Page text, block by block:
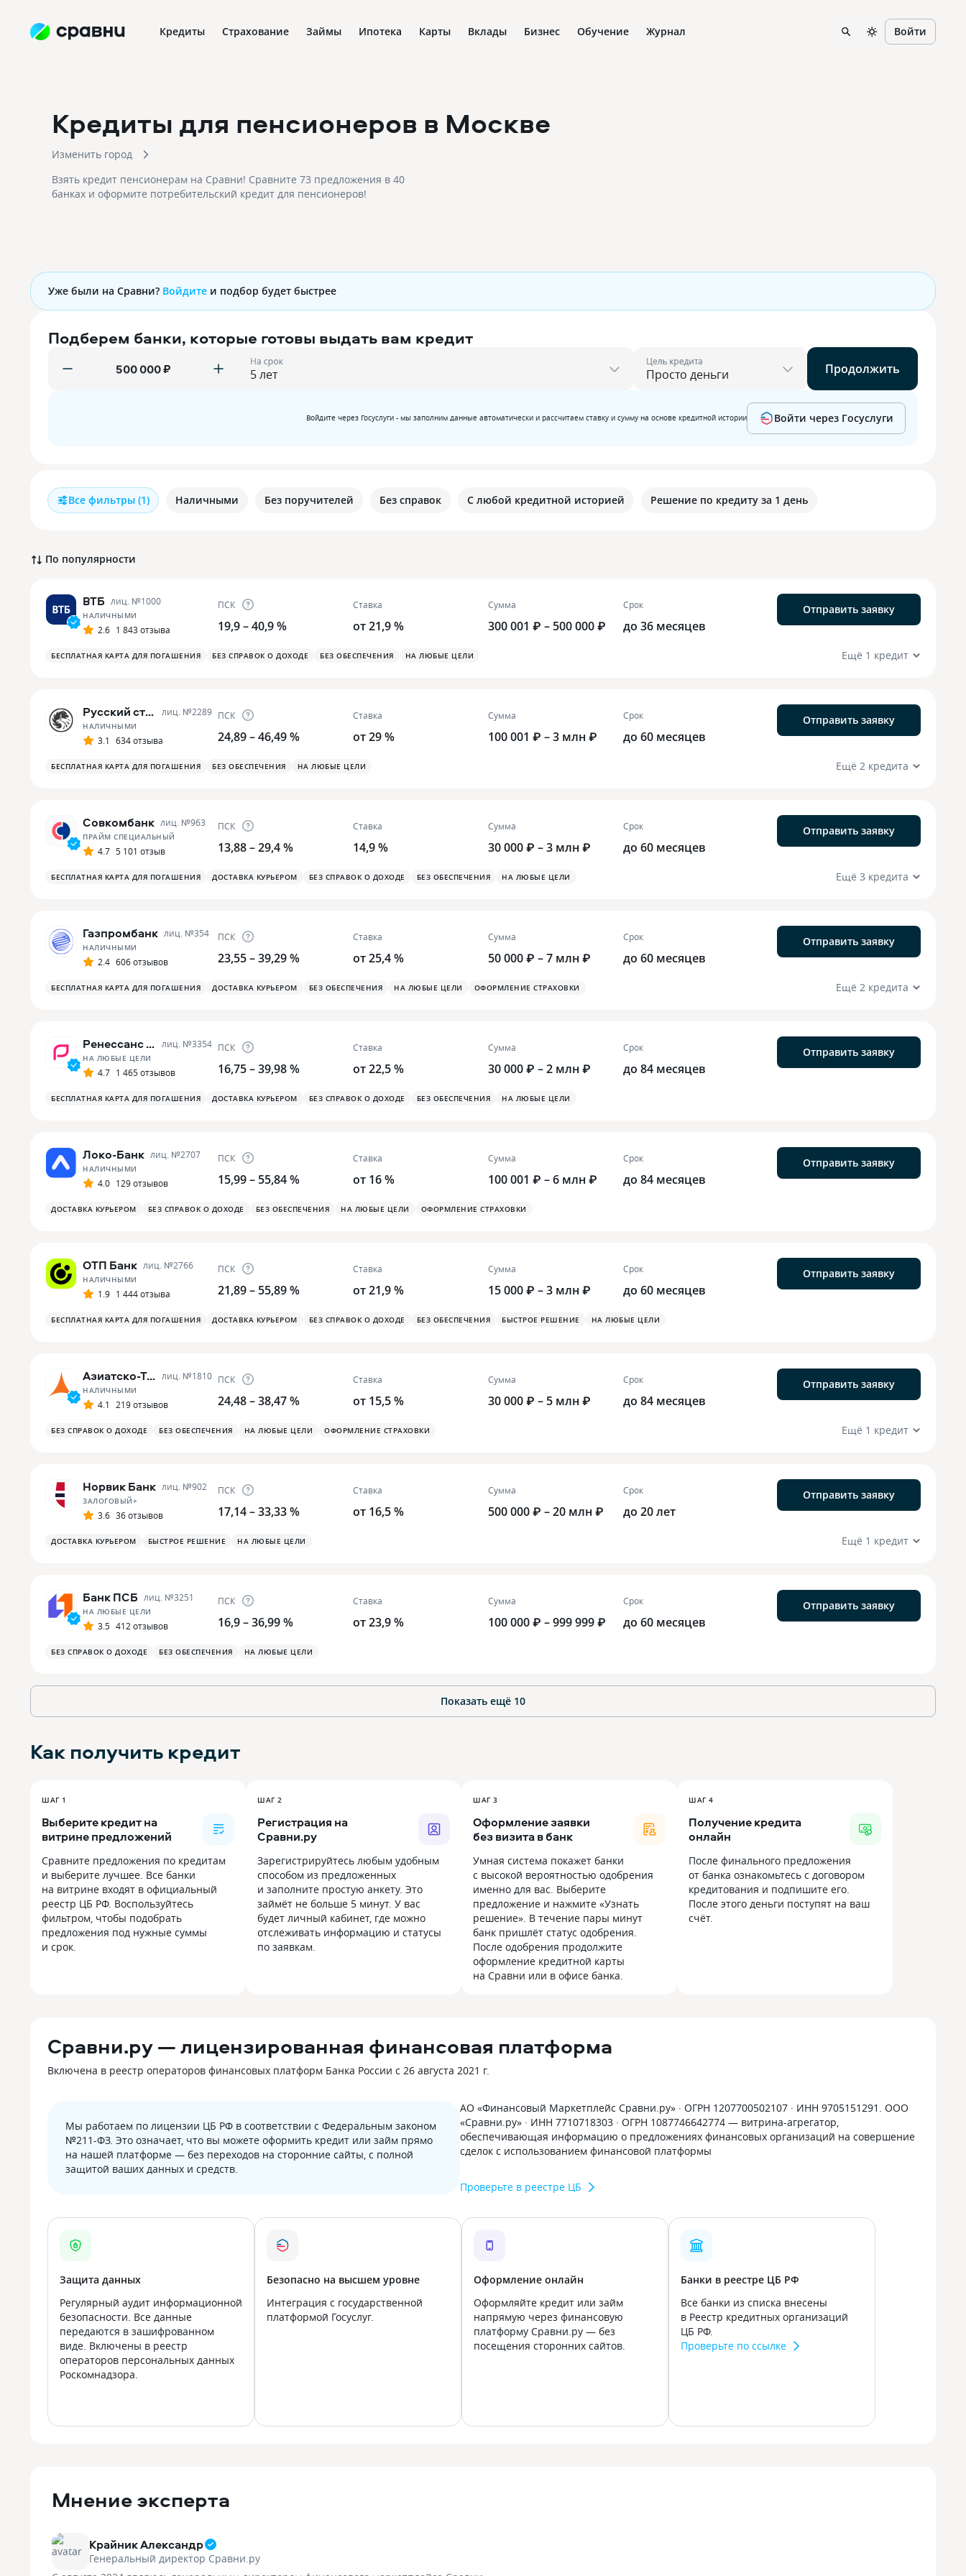
Кредиты Страхование Займы Ипотека Карты Вклады Бизнес Обучение Журнал Войти
Кредиты для пенсионеров в Москве
Изменить город
Взять кредит пенсионерам на Сравни! Сравните 73 предложения в 40
банках и оформите потребительский кредит для пенсионеров!
Уже были на Сравни? Войдите и подбор будет быстрее
Подберем банки, которые готовы выдать вам кредит
₽ На срок Цель кредита Продолжить
Войдите через Госуслуги - мы заполним данные автоматически и рассчитаем ставку и сумму на основе кредитной истории Войти через Госуслуги
Все фильтры (1) Наличными Без поручителей Без справок С любой кредитной историей Решение по кредиту за 1 день
По популярности
ВТБ лиц. №1000
НАЛИЧНЫМИ
2.6 1 843 отзыва
ПСК
19,9 – 40,9 %
Ставка
от 21,9 %
Сумма
300 001 ₽ – 500 000 ₽
Срок
до 36 месяцев
Отправить заявку
БЕСПЛАТНАЯ КАРТА ДЛЯ ПОГАШЕНИЯ БЕЗ СПРАВОК О ДОХОДЕ БЕЗ ОБЕСПЕЧЕНИЯ НА ЛЮБЫЕ ЦЕЛИ Ещё 1 кредит
Русский стандарт лиц. №2289
НАЛИЧНЫМИ
3.1 634 отзыва
ПСК
24,89 – 46,49 %
Ставка
от 29 %
Сумма
100 001 ₽ – 3 млн ₽
Срок
до 60 месяцев
Отправить заявку
БЕСПЛАТНАЯ КАРТА ДЛЯ ПОГАШЕНИЯ БЕЗ ОБЕСПЕЧЕНИЯ НА ЛЮБЫЕ ЦЕЛИ Ещё 2 кредита
Совкомбанк лиц. №963
ПРАЙМ СПЕЦИАЛЬНЫЙ
4.7 5 101 отзыв
ПСК
13,88 – 29,4 %
Ставка
14,9 %
Сумма
30 000 ₽ – 3 млн ₽
Срок
до 60 месяцев
Отправить заявку
БЕСПЛАТНАЯ КАРТА ДЛЯ ПОГАШЕНИЯ ДОСТАВКА КУРЬЕРОМ БЕЗ СПРАВОК О ДОХОДЕ БЕЗ ОБЕСПЕЧЕНИЯ НА ЛЮБЫЕ ЦЕЛИ Ещё 3 кредита
Газпромбанк лиц. №354
НАЛИЧНЫМИ
2.4 606 отзывов
ПСК
23,55 – 39,29 %
Ставка
от 25,4 %
Сумма
50 000 ₽ – 7 млн ₽
Срок
до 60 месяцев
Отправить заявку
БЕСПЛАТНАЯ КАРТА ДЛЯ ПОГАШЕНИЯ ДОСТАВКА КУРЬЕРОМ БЕЗ ОБЕСПЕЧЕНИЯ НА ЛЮБЫЕ ЦЕЛИ ОФОРМЛЕНИЕ СТРАХОВКИ Ещё 2 кредита
Ренессанс Банк лиц. №3354
НА ЛЮБЫЕ ЦЕЛИ
4.7 1 465 отзывов
ПСК
16,75 – 39,98 %
Ставка
от 22,5 %
Сумма
30 000 ₽ – 2 млн ₽
Срок
до 84 месяцев
Отправить заявку
БЕСПЛАТНАЯ КАРТА ДЛЯ ПОГАШЕНИЯ ДОСТАВКА КУРЬЕРОМ БЕЗ СПРАВОК О ДОХОДЕ БЕЗ ОБЕСПЕЧЕНИЯ НА ЛЮБЫЕ ЦЕЛИ
Локо-Банк лиц. №2707
НАЛИЧНЫМИ
4.0 129 отзывов
ПСК
15,99 – 55,84 %
Ставка
от 16 %
Сумма
100 001 ₽ – 6 млн ₽
Срок
до 84 месяцев
Отправить заявку
ДОСТАВКА КУРЬЕРОМ БЕЗ СПРАВОК О ДОХОДЕ БЕЗ ОБЕСПЕЧЕНИЯ НА ЛЮБЫЕ ЦЕЛИ ОФОРМЛЕНИЕ СТРАХОВКИ
ОТП Банк лиц. №2766
НАЛИЧНЫМИ
1.9 1 444 отзыва
ПСК
21,89 – 55,89 %
Ставка
от 21,9 %
Сумма
15 000 ₽ – 3 млн ₽
Срок
до 60 месяцев
Отправить заявку
БЕСПЛАТНАЯ КАРТА ДЛЯ ПОГАШЕНИЯ ДОСТАВКА КУРЬЕРОМ БЕЗ СПРАВОК О ДОХОДЕ БЕЗ ОБЕСПЕЧЕНИЯ БЫСТРОЕ РЕШЕНИЕ НА ЛЮБЫЕ ЦЕЛИ
Азиатско-Тихоокеанский Банк лиц. №1810
НАЛИЧНЫМИ
4.1 219 отзывов
ПСК
24,48 – 38,47 %
Ставка
от 15,5 %
Сумма
30 000 ₽ – 5 млн ₽
Срок
до 84 месяцев
Отправить заявку
БЕЗ СПРАВОК О ДОХОДЕ БЕЗ ОБЕСПЕЧЕНИЯ НА ЛЮБЫЕ ЦЕЛИ ОФОРМЛЕНИЕ СТРАХОВКИ Ещё 1 кредит
Норвик Банк лиц. №902
ЗАЛОГОВЫЙ+
3.6 36 отзывов
ПСК
17,14 – 33,33 %
Ставка
от 16,5 %
Сумма
500 000 ₽ – 20 млн ₽
Срок
до 20 лет
Отправить заявку
ДОСТАВКА КУРЬЕРОМ БЫСТРОЕ РЕШЕНИЕ НА ЛЮБЫЕ ЦЕЛИ Ещё 1 кредит
Банк ПСБ лиц. №3251
НА ЛЮБЫЕ ЦЕЛИ
3.5 412 отзывов
ПСК
16,9 – 36,99 %
Ставка
от 23,9 %
Сумма
100 000 ₽ – 999 999 ₽
Срок
до 60 месяцев
Отправить заявку
БЕЗ СПРАВОК О ДОХОДЕ БЕЗ ОБЕСПЕЧЕНИЯ НА ЛЮБЫЕ ЦЕЛИ
Показать ещё 10
Как получить кредит
ШАГ 1
Выберите кредит на
витрине предложений
Сравните предложения по кредитам
и выберите лучшее. Все банки
на витрине входят в официальный
реестр ЦБ РФ. Воспользуйтесь
фильтром, чтобы подобрать
предложения под нужные суммы
и срок.
ШАГ 2
Регистрация на
Сравни.ру
Зарегистрируйтесь любым удобным
способом из предложенных
и заполните простую анкету. Это
займёт не больше 5 минут. У вас
будет личный кабинет, где можно
отслеживать информацию и статусы
по заявкам.
ШАГ 3
Оформление заявки
без визита в банк
Умная система покажет банки
с высокой вероятностью одобрения
именно для вас. Выберите
предложение и нажмите «Узнать
решение». В течение пары минут
банк пришлёт статус одобрения.
После одобрения продолжите
оформление кредитной карты
на Сравни или в офисе банка.
ШАГ 4
Получение кредита
онлайн
После финального предложения
от банка ознакомьтесь с договором
кредитования и подпишите его.
После этого деньги поступят на ваш
счёт.
Сравни.ру — лицензированная финансовая платформа
Включена в реестр операторов финансовых платформ Банка России с 26 августа 2021 г.
Мы работаем по лицензии ЦБ РФ в соответствии с Федеральным законом
№211-ФЗ. Это означает, что вы можете оформить кредит или займ прямо
на нашей платформе — без переходов на сторонние сайты, с полной
защитой ваших данных и средств.
АО «Финансовый Маркетплейс Сравни.ру» · ОГРН 1207700502107 · ИНН 9705151291. ООО
«Сравни.ру» · ИНН 7710718303 · ОГРН 1087746642774 — витрина-агрегатор,
обеспечивающая информацию о предложениях финансовых организаций на совершение
сделок с использованием финансовой платформы
Проверьте в реестре ЦБ
Защита данных
Регулярный аудит информационной
безопасности. Все данные
передаются в зашифрованном
виде. Включены в реестр
операторов персональных данных
Роскомнадзора.
Безопасно на высшем уровне
Интеграция с государственной
платформой Госуслуг.
Оформление онлайн
Оформляйте кредит или займ
напрямую через финансовую
платформу Сравни.ру — без
посещения сторонних сайтов.
Банки в реестре ЦБ РФ
Все банки из списка внесены
в Реестр кредитных организаций
ЦБ РФ.
Проверьте по ссылке
Мнение эксперта
Крайник Александр
Генеральный директор Сравни.ру